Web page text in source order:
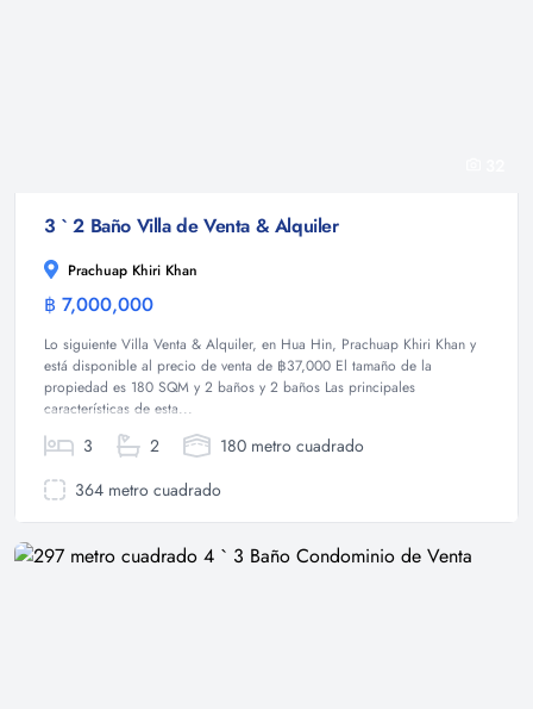
3 ` 2 Baño Villa de Venta & Alquiler
Prachuap Khiri Khan
฿ 7,000,000
Lo siguiente Villa Venta & Alquiler, en Hua Hin, Prachuap Khiri Khan y
está disponible al precio de venta de ฿37,000 El tamaño de la
propiedad es 180 SQM y 2 baños y 2 baños Las principales
características de esta...
3 2
180 metro cuadrado
364 metro cuadrado